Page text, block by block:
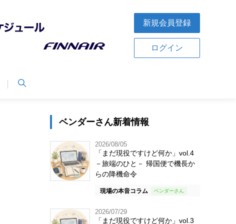
新規会員登録
ログイン
ベンダーさん新着情報
2026/08/05
「まだ現役ですけど何か」vol.4
－旅端のひと－ 帰国便で機長か
らの降機命令
現場の本音コラム
2026/07/29
「まだ現役ですけど何か」vol.3